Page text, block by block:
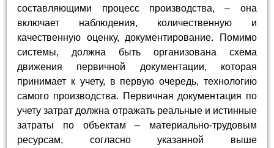
составляющими процесс производства, – она
включает наблюдения, количественную и
качественную оценку, документирование. Помимо
системы, должна быть организована схема
движения первичной документации, которая
принимает к учету, в первую очередь, технологию
самого производства. Первичная документация по
учету затрат должна отражать реальные и истинные
затраты по объектам – материально-трудовым
ресурсам, согласно указанной выше